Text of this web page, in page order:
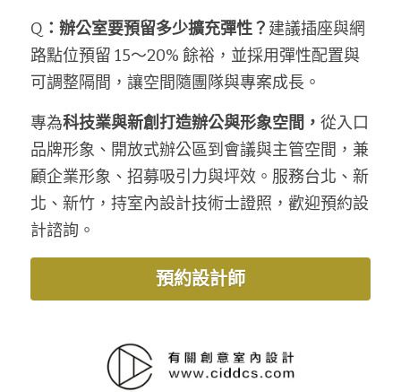
Q ：辦公室要預留多少擴充彈性？ 建議插座與網
路點位預留 15～20% 餘裕，並採用彈性配置與
可調整隔間，讓空間隨團隊與專案成長。
專為科技業與新創打造辦公與形象空間， 從入口
品牌形象、開放式辦公區到會議與主管空間，兼
顧企業形象、招募吸引力與坪效。服務台北、新
北、新竹，持室內設計技術士證照，歡迎預約設
計諮詢。
預約設計師